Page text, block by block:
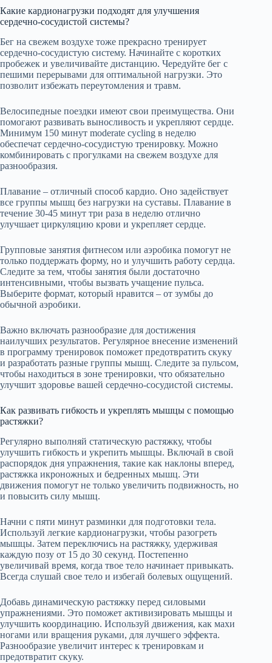
Какие кардионагрузки подходят для улучшения
сердечно-сосудистой системы?
Бег на свежем воздухе тоже прекрасно тренирует
сердечно-сосудистую систему. Начинайте с коротких
пробежек и увеличивайте дистанцию. Чередуйте бег с
пешими перерывами для оптимальной нагрузки. Это
позволит избежать переутомления и травм.
Велосипедные поездки имеют свои преимущества. Они
помогают развивать выносливость и укрепляют сердце.
Минимум 150 минут moderate cycling в неделю
обеспечат сердечно-сосудистую тренировку. Можно
комбинировать с прогулками на свежем воздухе для
разнообразия.
Плавание – отличный способ кардио. Оно задействует
все группы мышц без нагрузки на суставы. Плавание в
течение 30-45 минут три раза в неделю отлично
улучшает циркуляцию крови и укрепляет сердце.
Групповые занятия фитнесом или аэробика помогут не
только поддержать форму, но и улучшить работу сердца.
Следите за тем, чтобы занятия были достаточно
интенсивными, чтобы вызвать учащение пульса.
Выберите формат, который нравится – от зумбы до
обычной аэробики.
Важно включать разнообразие для достижения
наилучших результатов. Регулярное внесение изменений
в программу тренировок поможет предотвратить скуку
и разработать разные группы мышц. Следите за пульсом,
чтобы находиться в зоне тренировки, что обязательно
улучшит здоровье вашей сердечно-сосудистой системы.
Как развивать гибкость и укреплять мышцы с помощью
растяжки?
Регулярно выполняй статическую растяжку, чтобы
улучшить гибкость и укрепить мышцы. Включай в свой
распорядок дня упражнения, такие как наклоны вперед,
растяжка икроножных и бедренных мышц. Эти
движения помогут не только увеличить подвижность, но
и повысить силу мышц.
Начни с пяти минут разминки для подготовки тела.
Используй легкие кардионагрузки, чтобы разогреть
мышцы. Затем переключись на растяжку, удерживая
каждую позу от 15 до 30 секунд. Постепенно
увеличивай время, когда твое тело начинает привыкать.
Всегда слушай свое тело и избегай болевых ощущений.
Добавь динамическую растяжку перед силовыми
упражнениями. Это поможет активизировать мышцы и
улучшить координацию. Используй движения, как махи
ногами или вращения руками, для лучшего эффекта.
Разнообразие увеличит интерес к тренировкам и
предотвратит скуку.